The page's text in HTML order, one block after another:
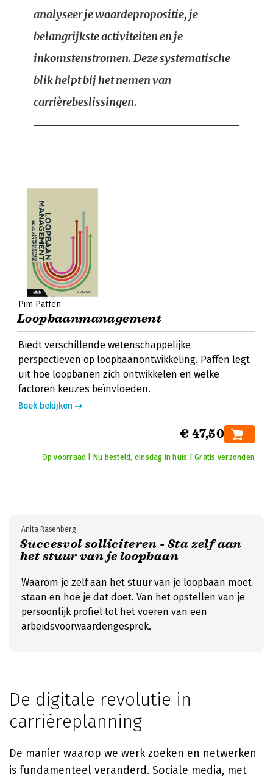
analyseer je waardepropositie, je
belangrijkste activiteiten en je
inkomstenstromen. Deze systematische
blik helpt bij het nemen van
carrièrebeslissingen.
Pim Paffen
Loopbaanmanagement
Biedt verschillende wetenschappelijke
perspectieven op loopbaanontwikkeling. Paffen legt
uit hoe loopbanen zich ontwikkelen en welke
factoren keuzes beïnvloeden.
Boek bekijken
€ 47,50
Op voorraad | Nu besteld, dinsdag in huis | Gratis verzonden
Succesvol solliciteren - Sta zelf aan
het stuur van je loopbaan
Anita Rasenberg
Waarom je zelf aan het stuur van je loopbaan moet
staan en hoe je dat doet. Van het opstellen van je
persoonlijk profiel tot het voeren van een
arbeidsvoorwaardengesprek.
De digitale revolutie in
carrièreplanning
De manier waarop we werk zoeken en netwerken
is fundamenteel veranderd. Sociale media, met